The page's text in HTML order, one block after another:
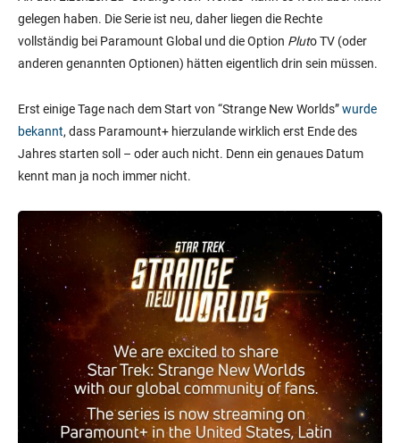
gelegen haben. Die Serie ist neu, daher liegen die Rechte
vollständig bei Paramount Global und die Option Pluto TV (oder
anderen genannten Optionen) hätten eigentlich drin sein müssen.
Erst einige Tage nach dem Start von “Strange New Worlds”wurde
bekannt, dass Paramount+ hierzulande wirklich erst Ende des
Jahres starten soll – oder auch nicht. Denn ein genaues Datum
kennt man ja noch immer nicht.